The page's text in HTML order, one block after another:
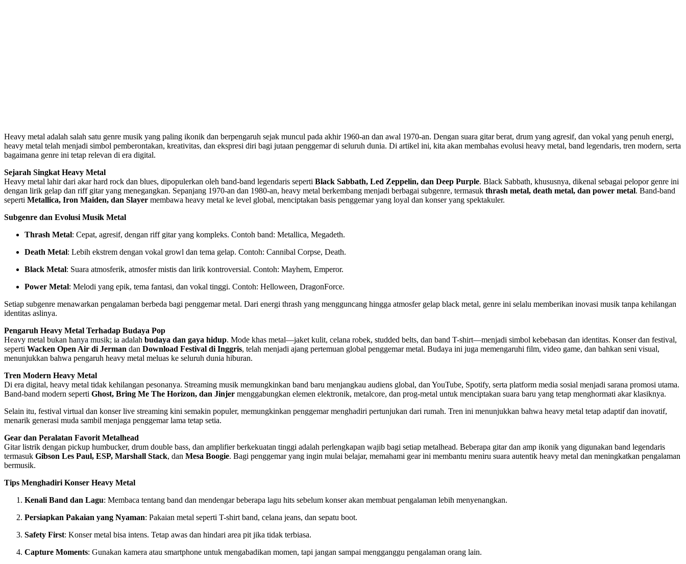
Heavy metal adalah salah satu genre musik yang paling ikonik dan berpengaruh sejak muncul pada akhir 1960-an dan awal 1970-an. Dengan suara gitar berat, drum yang agresif, dan vokal yang penuh energi,
heavy metal telah menjadi simbol pemberontakan, kreativitas, dan ekspresi diri bagi jutaan penggemar di seluruh dunia. Di artikel ini, kita akan membahas evolusi heavy metal, band legendaris, tren modern, serta
bagaimana genre ini tetap relevan di era digital.
Sejarah Singkat Heavy Metal
Heavy metal lahir dari akar hard rock dan blues, dipopulerkan oleh band-band legendaris seperti Black Sabbath, Led Zeppelin, dan Deep Purple. Black Sabbath, khususnya, dikenal sebagai pelopor genre ini
dengan lirik gelap dan riff gitar yang menegangkan. Sepanjang 1970-an dan 1980-an, heavy metal berkembang menjadi berbagai subgenre, termasuk thrash metal, death metal, dan power metal. Band-band
seperti Metallica, Iron Maiden, dan Slayer membawa heavy metal ke level global, menciptakan basis penggemar yang loyal dan konser yang spektakuler.
Subgenre dan Evolusi Musik Metal
Thrash Metal: Cepat, agresif, dengan riff gitar yang kompleks. Contoh band: Metallica, Megadeth.
Death Metal: Lebih ekstrem dengan vokal growl dan tema gelap. Contoh: Cannibal Corpse, Death.
Black Metal: Suara atmosferik, atmosfer mistis dan lirik kontroversial. Contoh: Mayhem, Emperor.
Power Metal: Melodi yang epik, tema fantasi, dan vokal tinggi. Contoh: Helloween, DragonForce.
Setiap subgenre menawarkan pengalaman berbeda bagi penggemar metal. Dari energi thrash yang mengguncang hingga atmosfer gelap black metal, genre ini selalu memberikan inovasi musik tanpa kehilangan
identitas aslinya.
Pengaruh Heavy Metal Terhadap Budaya Pop
Heavy metal bukan hanya musik; ia adalah budaya dan gaya hidup. Mode khas metal—jaket kulit, celana robek, studded belts, dan band T-shirt—menjadi simbol kebebasan dan identitas. Konser dan festival,
seperti Wacken Open Air di Jerman dan Download Festival di Inggris, telah menjadi ajang pertemuan global penggemar metal. Budaya ini juga memengaruhi film, video game, dan bahkan seni visual,
menunjukkan bahwa pengaruh heavy metal meluas ke seluruh dunia hiburan.
Tren Modern Heavy Metal
Di era digital, heavy metal tidak kehilangan pesonanya. Streaming musik memungkinkan band baru menjangkau audiens global, dan YouTube, Spotify, serta platform media sosial menjadi sarana promosi utama.
Band-band modern seperti Ghost, Bring Me The Horizon, dan Jinjer menggabungkan elemen elektronik, metalcore, dan prog-metal untuk menciptakan suara baru yang tetap menghormati akar klasiknya.
Selain itu, festival virtual dan konser live streaming kini semakin populer, memungkinkan penggemar menghadiri pertunjukan dari rumah. Tren ini menunjukkan bahwa heavy metal tetap adaptif dan inovatif,
menarik generasi muda sambil menjaga penggemar lama tetap setia.
Gear dan Peralatan Favorit Metalhead
Gitar listrik dengan pickup humbucker, drum double bass, dan amplifier berkekuatan tinggi adalah perlengkapan wajib bagi setiap metalhead. Beberapa gitar dan amp ikonik yang digunakan band legendaris
termasuk Gibson Les Paul, ESP, Marshall Stack, dan Mesa Boogie. Bagi penggemar yang ingin mulai belajar, memahami gear ini membantu meniru suara autentik heavy metal dan meningkatkan pengalaman
bermusik.
Tips Menghadiri Konser Heavy Metal
Kenali Band dan Lagu: Membaca tentang band dan mendengar beberapa lagu hits sebelum konser akan membuat pengalaman lebih menyenangkan.
Persiapkan Pakaian yang Nyaman: Pakaian metal seperti T-shirt band, celana jeans, dan sepatu boot.
Safety First: Konser metal bisa intens. Tetap awas dan hindari area pit jika tidak terbiasa.
Capture Moments: Gunakan kamera atau smartphone untuk mengabadikan momen, tapi jangan sampai mengganggu pengalaman orang lain.